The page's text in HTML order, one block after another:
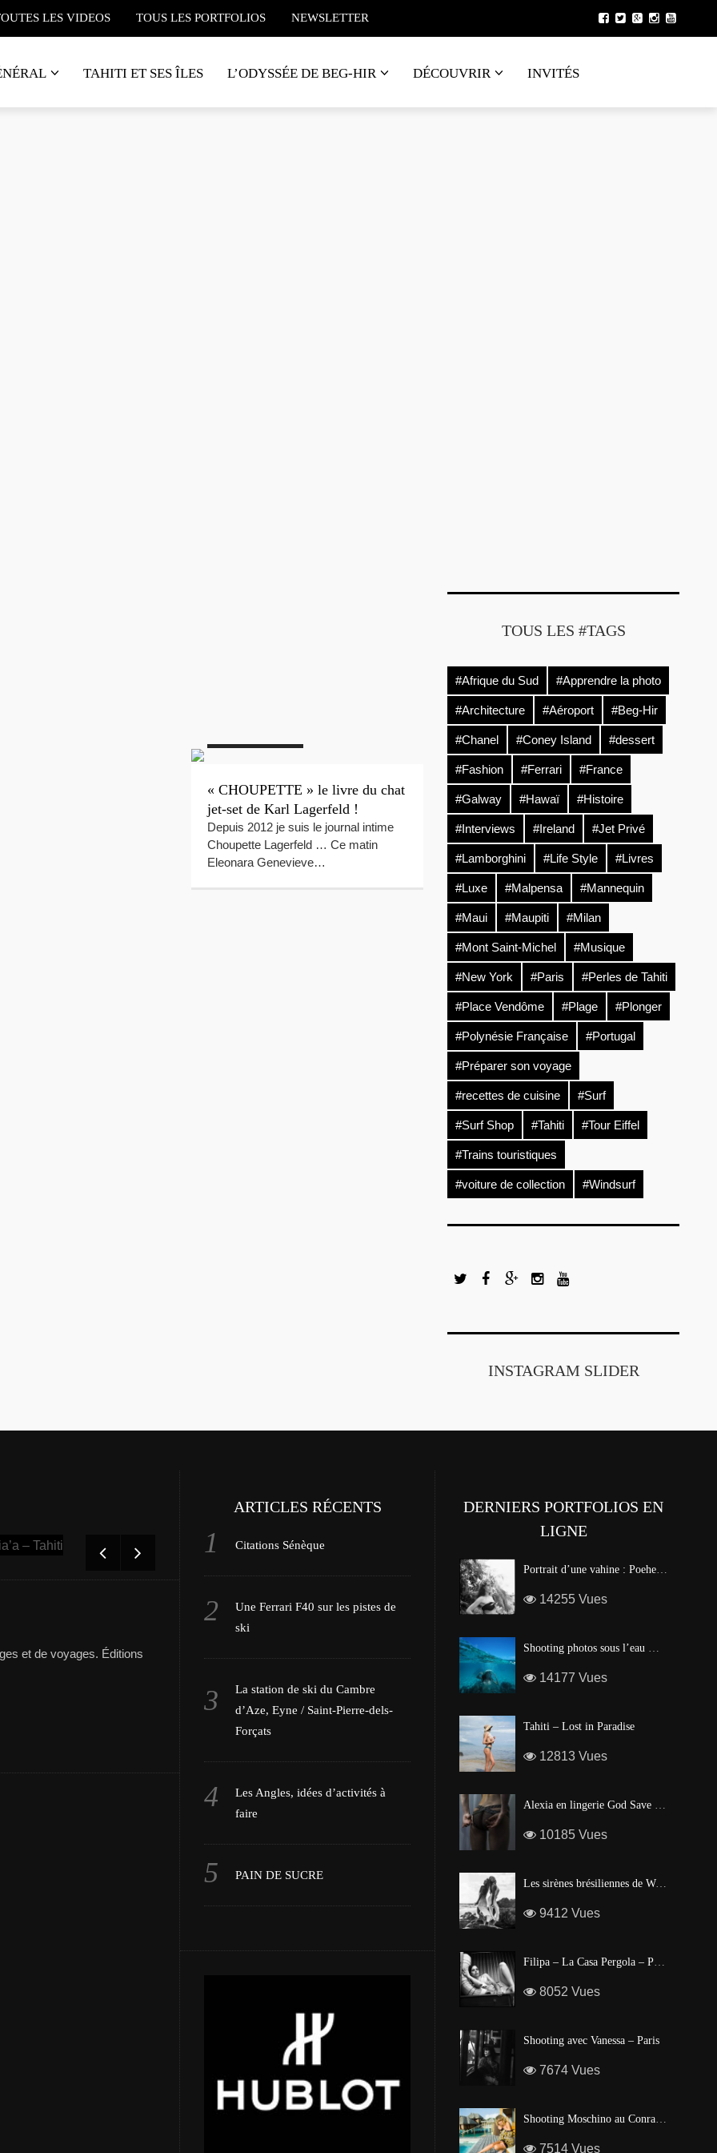
LES VIDEOS TOUS LES PORTFOLIOS NEWSLETTER
TAHITI ET SES ÎLES L’ODYSSÉE DE BEG-HIR DÉCOUVRIR INVITÉS
« CHOUPETTE » le livre du chat
jet-set de Karl Lagerfeld !
Depuis 2012 je suis le journal intime
Choupette Lagerfeld … Ce matin
Eleonara Genevieve…
TOUS LES #TAGS
#Afrique du Sud #Apprendre la photo
#Architecture #Aéroport #Beg-Hir
#Chanel #Coney Island #dessert
#Fashion #Ferrari #France
#Galway #Hawaï #Histoire
#Interviews #Ireland #Jet Privé
#Lamborghini #Life Style #Livres
#Luxe #Malpensa #Mannequin
#Maui #Maupiti #Milan
#Mont Saint-Michel #Musique
#New York #Paris #Perles de Tahiti
#Place Vendôme #Plage #Plonger
#Polynésie Française #Portugal
#Préparer son voyage
#recettes de cuisine #Surf
#Surf Shop #Tahiti #Tour Eiffel
#Trains touristiques
#voiture de collection #Windsurf
INSTAGRAM SLIDER
Tout savoir sur l’équipage de Beg-Hir
et de voyages. Éditions
ARTICLES RÉCENTS
Citations Sénèque
Une Ferrari F40 sur les pistes de
ski
La station de ski du Cambre
d’Aze, Eyne / Saint-Pierre-dels-
Forçats
Les Angles, idées d’activités à
faire
PAIN DE SUCRE
DERNIERS PORTFOLIOS EN
LIGNE
Portrait d’une vahine : Poehere Wilson, Miss Tahiti 2010
14255 Vues
Shooting photos sous l’eau made in Tahiti
14177 Vues
Tahiti – Lost in Paradise
12813 Vues
Alexia en lingerie God Save Queen | Brigade Mondaine – Paris
10185 Vues
Les sirènes brésiliennes de Waïmea Bay – Hawaï
9412 Vues
Filipa – La Casa Pergola – Portugal
8052 Vues
Shooting avec Vanessa – Paris
7674 Vues
Shooting Moschino au Conrad Bora Bora
7514 Vues